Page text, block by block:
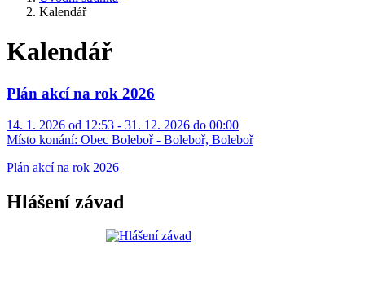
Kalendář
Kalendář
Plán akcí na rok 2026
14. 1. 2026 od 12:53 - 31. 12. 2026 do 00:00
Místo konání: Obec Boleboř - Boleboř, Boleboř
Plán akcí na rok 2026
Hlášení závad